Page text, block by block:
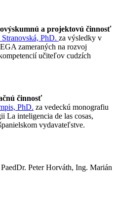
a projektovú činnosť
PhD. za výsledky v
zameraných na rozvoj
učiteľov cudzích
činnosť
PhD. za vedeckú monografiu
La inteligencia de las cosas,
vydavateľstve.
Peter Horváth, Ing. Marián